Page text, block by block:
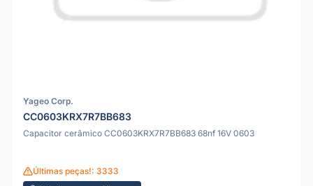
Yageo Corp.
CC0603KRX7R7BB683
Capacitor cerâmico CC0603KRX7R7BB683 68nf 16V 0603
Últimas peças!: 3333